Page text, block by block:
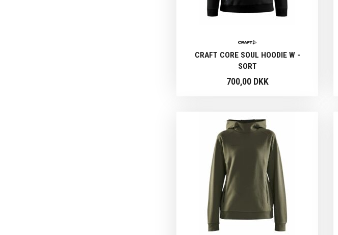
CRAFT CORE SOUL HOODIE W -
SORT
700,00 DKK